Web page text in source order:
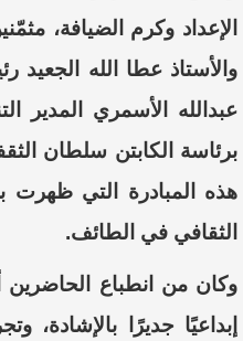
الإعداد وكرم الضيافة،
والأستاذ عطا الله الجعيد
عبدالله الأسمري المدير
برئاسة الكابتن سلطان
هذه المبادرة التي ظهرت
الثقافي في الطائف.
وكان من انطباع الحاضرين
إبداعيًا جديرًا بالإشادة،